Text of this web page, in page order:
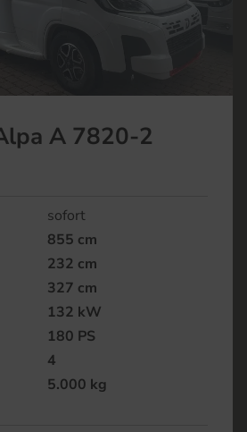
A 7820-2
sofort
855 cm
232 cm
327 cm
132 kW
180 PS
4
5.000 kg